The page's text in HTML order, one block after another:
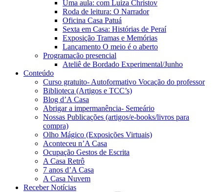
Uma aula: com Luiza Christov
Roda de leitura: O Narrador
Oficina Casa Patuá
Sexta em Casa: Histórias de Peraí
Exposição Tramas e Memórias
Lançamento O meio é o aberto
Programação presencial
Ateliê de Bordado Experimental/Junho
Conteúdo
Curso gratuito- Autoformativo Vocação do professor
Biblioteca (Artigos e TCC’s)
Blog d’A Casa
Abrigar a impermanência- Semeário
Nossas Publicações (artigos/e-books/livros para
compra)
Olho Mágico (Exposições Virtuais)
Aconteceu n’A Casa
Ocupação Gestos de Escrita
A Casa Retrô
7 anos d’A Casa
A Casa Nuvem
Receber Notícias